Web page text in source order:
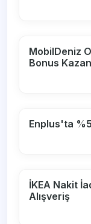
MobilDeniz
Bonus
Enplus'ta
İKEA Nakit
Alışveriş